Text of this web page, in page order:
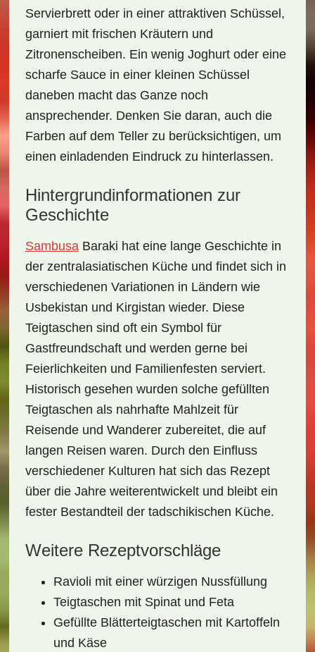
Servierbrettoder in einer attraktiven Schüssel,
garniert mit frischen Kräutern und
Zitronenscheiben. Ein wenig Joghurtoder eine
scharfe Sauce in einer kleinen Schüssel
daneben macht das Ganze noch
ansprechender. Denken Sie daran, auch die
Farben auf dem Teller zu berücksichtigen, um
einen einladenden Eindruck zu hinterlassen.
Hintergrundinformationen zur
Geschichte
SambusaBaraki hat eine lange Geschichte in
der zentralasiatischen Küche und findet sich in
verschiedenen Variationen in Ländern wie
Usbekistan und Kirgistan wieder. Diese
Teigtaschen sind oft ein Symbol für
Gastfreundschaft und werden gerne bei
Feierlichkeiten und Familienfesten serviert.
Historisch gesehen wurden solche gefüllten
Teigtaschen als nahrhafte Mahlzeit für
Reisende und Wanderer zubereitet, die auf
langen Reisen waren. Durch den Einfluss
verschiedener Kulturen hat sich das Rezept
über die Jahre weiterentwickelt und bleibt ein
fester Bestandteil der tadschikischen Küche.
Weitere Rezeptvorschläge
Ravioli mit einer würzigen Nussfüllung
Teigtaschen mit Spinat und Feta
Gefüllte Blätterteigtaschen mit Kartoffeln
und Käse